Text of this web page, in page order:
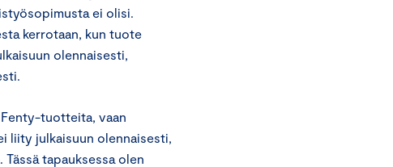
ei olisi.
kerrotaan, kun tuote
olennaisesti,
tuotteita, vaan
liity julkaisuun olennaisesti,
tapauksessa olen